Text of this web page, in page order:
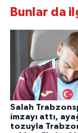
Bunlar da
Salah
imzayı attı,
tozuyla